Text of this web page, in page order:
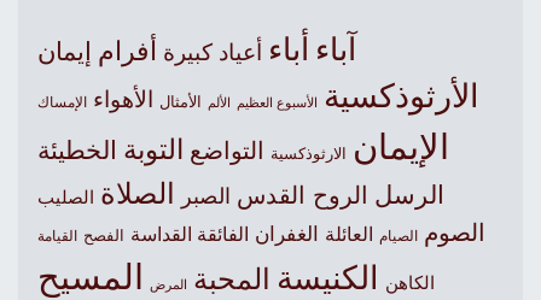
آباءأباء أعياد كبيرة أفرام إيمان
الأرثوذكسية الأسبوع العظيم الألم الأمثال الأهواء الإمساك
الإيمان الارثوذكسية التواضع التوبة الخطيئة
الرسل الروح القدس الصبر الصلاة الصليب
الصوم الصيام العائلة الغفران الفائقة القداسة الفصح القيامة
الكاهن الكنيسةالمحبة المرض المسيح